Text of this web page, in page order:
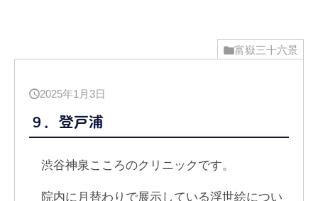
富嶽三十六景
2025年1月3日
９．登戸浦
渋谷神泉こころのクリニックです。
院内に月替わりで展示している浮世絵につい